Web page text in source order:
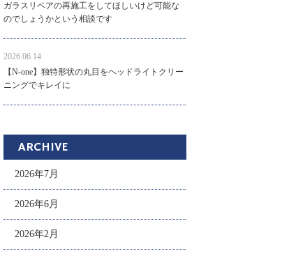
ガラスリペアの再施工をしてほしいけど可能な
のでしょうかという相談です
2026.06.14
【N-one】独特形状の丸目をヘッドライトクリー
ニングでキレイに
ARCHIVE
2026年7月
2026年6月
2026年2月